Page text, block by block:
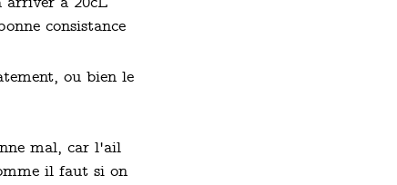
consistance
ou bien le
mal, car l'ail
il faut si on